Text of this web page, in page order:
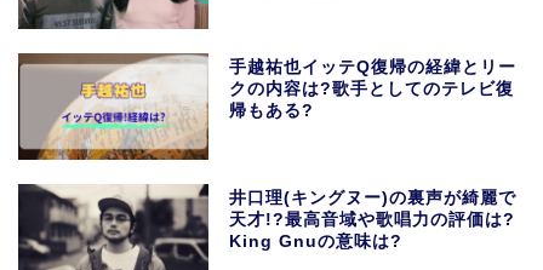
手越祐也イッテQ復帰の経緯とリー
クの内容は?歌手としてのテレビ復
帰もある?
井口理(キングヌー)の裏声が綺麗で
天才!?最高音域や歌唱力の評価は?
King Gnuの意味は?